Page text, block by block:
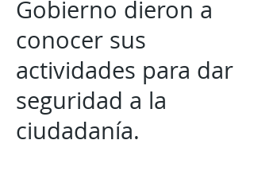
Gobierno dieron a
conocer sus
actividades para dar
seguridad a la
ciudadanía.